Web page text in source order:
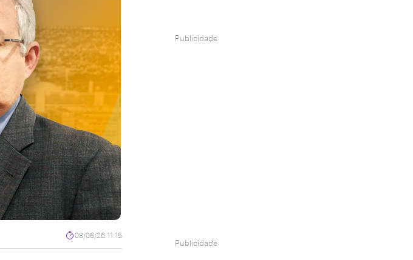
08/06/26 11:15
Publicidade
Publicidade